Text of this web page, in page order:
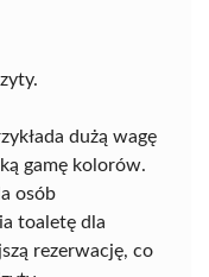
dużą wagę
gamę kolorów.
osób
toaletę dla
rezerwację, co